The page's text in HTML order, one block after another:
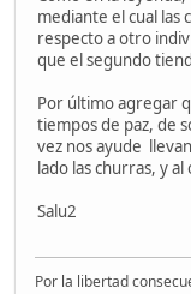
mediante el cual las
respecto a otro
que el segundo
Por último agregar
tiempos de paz, de
vez nos ayude
lado las churras, y
Salu2
Por la libertad